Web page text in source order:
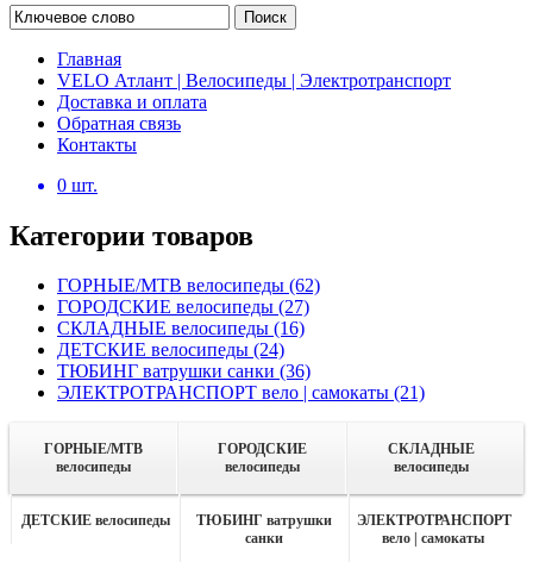
Поиск
Главная
VELO Атлант | Велосипеды | Электротранспорт
Доставка и оплата
Обратная связь
Контакты
0 шт.
Категории товаров
ГОРНЫЕ/MTB велосипеды (62)
ГОРОДСКИЕ велосипеды (27)
СКЛАДНЫЕ велосипеды (16)
ДЕТСКИЕ велосипеды (24)
ТЮБИНГ ватрушки санки (36)
ЭЛЕКТРОТРАНСПОРТ вело | самокаты (21)
ГОРНЫЕ/MTB
велосипеды
ГОРОДСКИЕ
велосипеды
СКЛАДНЫЕ
велосипеды
ДЕТСКИЕ велосипеды
ТЮБИНГ ватрушки
санки
ЭЛЕКТРОТРАНСПОРТ
вело | самокаты